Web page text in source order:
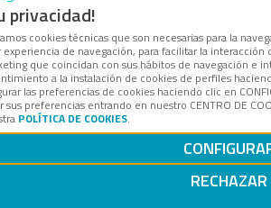
privacidad!
cookies técnicas que son necesarias para la
de navegación, para facilitar la
que coincidan con sus hábitos de navegación e
a la instalación de cookies de perfiles
las preferencias de cookies haciendo clic en
preferencias entrando en nuestro CENTRO DE
POLÍTICA DE COOKIES.
RECHAZAR